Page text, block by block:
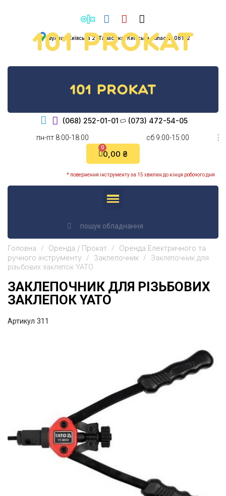
вулиця Київська 2, Тарасівка, Київська область, 08132
(068) 252-01-01 (073) 472-54-05
пн-пт 8:00-18:00 cб 9:00-15:00
0,00 ₴
* повернення інструменту за 15 хвилин до кінця робочого дня
Головна Оренда / Прокат
Оренда Електричного та
ручного інструменту
Заклепочник
Заклепочник для
різьбових заклепок YATO
ЗАКЛЕПОЧНИК ДЛЯ РІЗЬБОВИХ
ЗАКЛЕПОК YATO
Артикул 311